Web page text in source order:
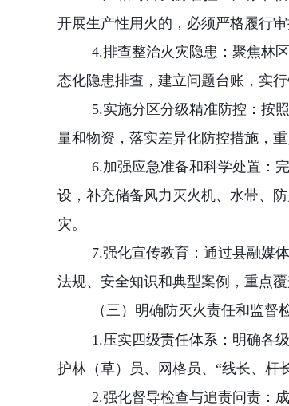
开展生产性用火的，必须严格履行
4.排查整治火灾隐患：聚焦林
态化隐患排查，建立问题台账，实
5.实施分区分级精准防控：按照
量和物资，落实差异化防控措施，
6.加强应急准备和科学处置：
设，补充储备风力灭火机、水带、
灾。
7.强化宣传教育：通过县融媒
法规、安全知识和典型案例，重点
（三）明确防灭火责任和监督
1.压实四级责任体系：明确各
护林（草）员、网格员、 “线长、杆
2.强化督导检查与追责问责：